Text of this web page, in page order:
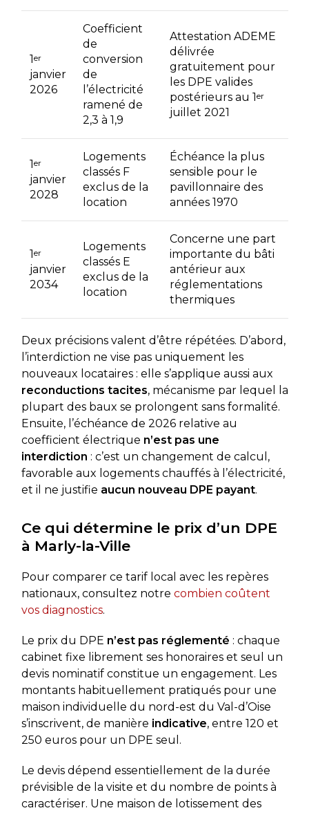
1 er
janvier
2026
Coefficient
de
conversion
de
l’électricité
ramené de
2,3 à 1,9
Attestation ADEME
délivrée
gratuitement pour
les DPE valides
postérieurs au 1 er
juillet 2021
1 er
janvier
2028
Logements
classés F
exclus de la
location
Échéance la plus
sensible pour le
pavillonnaire des
années 1970
1 er
janvier
2034
Logements
classés E
exclus de la
location
Concerne une part
importante du bâti
antérieur aux
réglementations
thermiques
Deux précisions valent d’être répétées. D’abord,
l’interdiction ne vise pas uniquement les
nouveaux locataires : elle s’applique aussi aux
reconductions tacites, mécanisme par lequel la
plupart des baux se prolongent sans formalité.
Ensuite, l’échéance de 2026 relative au
coefficient électrique n’est pas une
interdiction : c’est un changement de calcul,
favorable aux logements chauffés à l’électricité,
et il ne justifie aucun nouveau DPE payant.
Ce qui détermine le prix d’un DPE
à Marly-la-Ville
Pour comparer ce tarif local avec les repères
nationaux, consultez notre combien coûtent
vos diagnostics.
Le prix du DPE n’est pas réglementé : chaque
cabinet fixe librement ses honoraires et seul un
devis nominatif constitue un engagement. Les
montants habituellement pratiqués pour une
maison individuelle du nord-est du Val-d’Oise
s’inscrivent, de manière indicative, entre 120 et
250 euros pour un DPE seul.
Le devis dépend essentiellement de la durée
prévisible de la visite et du nombre de points à
caractériser. Une maison de lotissement des